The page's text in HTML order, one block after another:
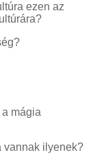
ezen az
mágia
vannak ilyenek?